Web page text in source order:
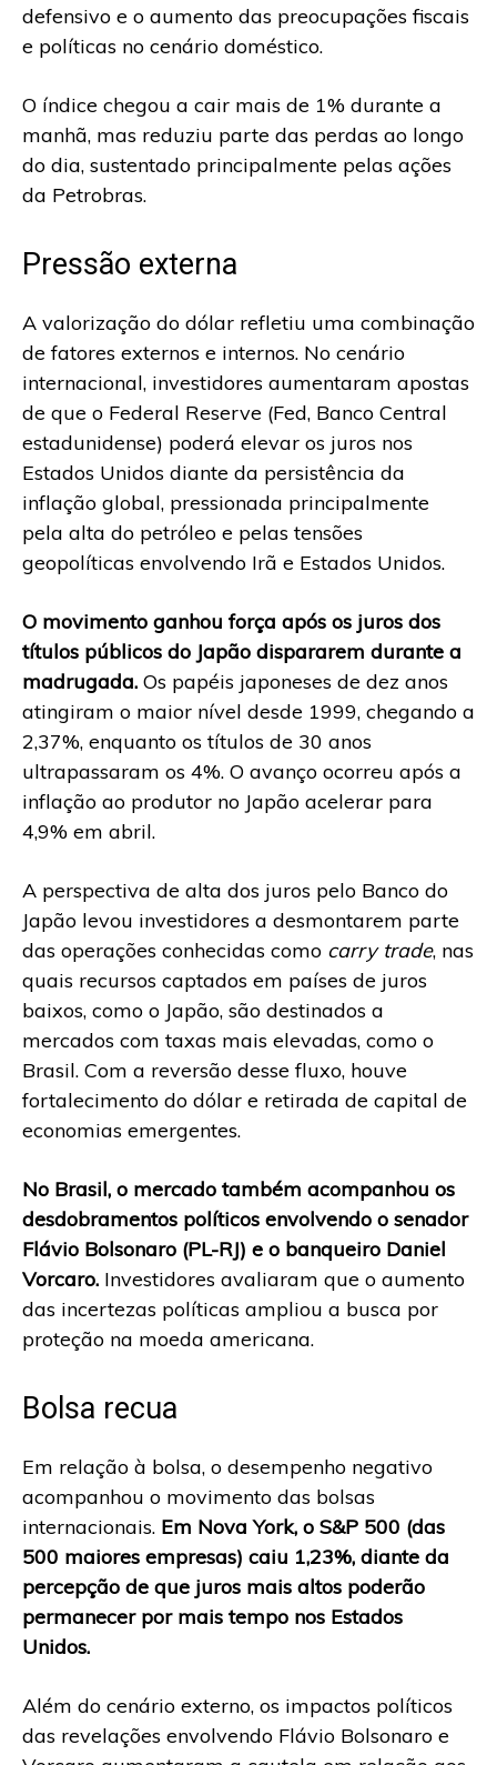
defensivo e o aumento das preocupações fiscais
e políticas no cenário doméstico.
O índice chegou a cair mais de 1% durante a
manhã, mas reduziu parte das perdas ao longo
do dia, sustentado principalmente pelas ações
da Petrobras.
Pressão externa
A valorização do dólar refletiu uma combinação
de fatores externos e internos. No cenário
internacional, investidores aumentaram apostas
de que o Federal Reserve (Fed, Banco Central
estadunidense) poderá elevar os juros nos
Estados Unidos diante da persistência da
inflação global, pressionada principalmente
pela alta do petróleo e pelas tensões
geopolíticas envolvendo Irã e Estados Unidos.
O movimento ganhou força após os juros dos
títulos públicos do Japão dispararem durante a
madrugada. Os papéis japoneses de dez anos
atingiram o maior nível desde 1999, chegando a
2,37%, enquanto os títulos de 30 anos
ultrapassaram os 4%. O avanço ocorreu após a
inflação ao produtor no Japão acelerar para
4,9% em abril.
A perspectiva de alta dos juros pelo Banco do
Japão levou investidores a desmontarem parte
das operações conhecidas como carry trade, nas
quais recursos captados em países de juros
baixos, como o Japão, são destinados a
mercados com taxas mais elevadas, como o
Brasil. Com a reversão desse fluxo, houve
fortalecimento do dólar e retirada de capital de
economias emergentes.
No Brasil, o mercado também acompanhou os
desdobramentos políticos envolvendo o senador
Flávio Bolsonaro (PL-RJ) e o banqueiro Daniel
Vorcaro. Investidores avaliaram que o aumento
das incertezas políticas ampliou a busca por
proteção na moeda americana.
Bolsa recua
Em relação à bolsa, o desempenho negativo
acompanhou o movimento das bolsas
internacionais. Em Nova York, o S&P 500 (das
500 maiores empresas) caiu 1,23%, diante da
percepção de que juros mais altos poderão
permanecer por mais tempo nos Estados
Unidos.
Além do cenário externo, os impactos políticos
das revelações envolvendo Flávio Bolsonaro e